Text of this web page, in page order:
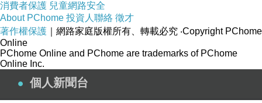
下一篇：桃園市桃園區 神社研討會
消費者保護 兒童網路安全
About PChome 投資人聯絡 徵才
著作權保護 ｜網路家庭版權所有、轉載必究 ‧Copyright PChome
Online
PChome Online and PChome are trademarks of PChome
Online Inc.
個人新聞台